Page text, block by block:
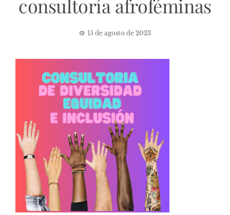
consultoría afroféminas
15 de agosto de 2023